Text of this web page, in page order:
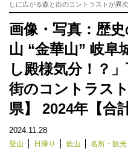
しに広がる森と街のコントラストが異
画像・写真：歴
山 “金華山” 岐阜
し殿様気分！？
街のコントラス
県】 2024年【合
2024.11.28
登山 日帰り 低山 名所・観光